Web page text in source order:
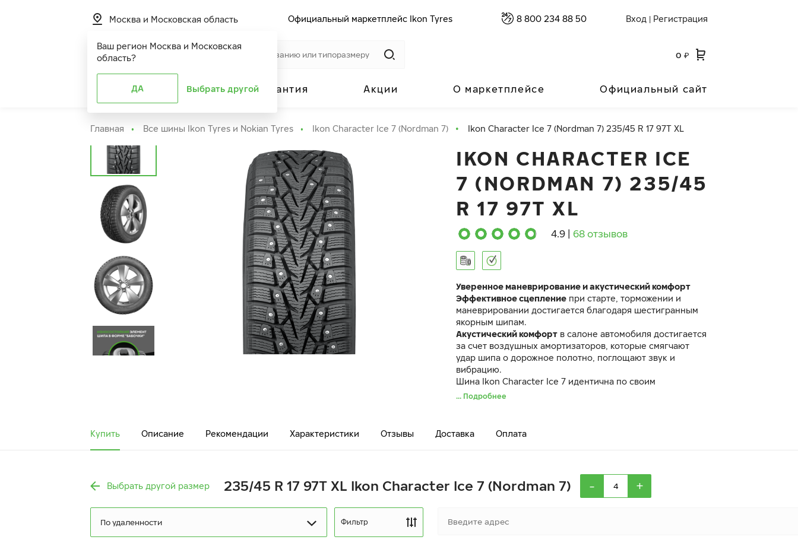
Ваш регион Москва и Московская
область?
ДА Выбрать другой
Москва и Московская область Официальный маркетплейс Ikon Tyres 8 800 234 88 50 Вход Регистрация
0 ₽
Расширенная гарантия Акции О маркетплейсе Официальный сайт
Главная Все шины Ikon Tyres и Nokian Tyres Ikon Character Ice 7 (Nordman 7) Ikon Character Ice 7 (Nordman 7) 235/45 R 17 97T XL
IKON CHARACTER ICE
7 (NORDMAN 7) 235/45
R 17 97T XL
4.9 68 отзывов
Уверенное маневрирование и акустический комфорт
Эффективное сцепление при старте, торможении и
маневрировании достигается благодаря шестигранным
якорным шипам.
Акустический комфорт в салоне автомобиля достигается
за счет воздушных амортизаторов, которые смягчают
удар шипа о дорожное полотно, поглощают звук и
вибрацию.
Шина Ikon Character Ice 7 идентична по своим
характеристикам ранее выпускавшейся шине Ikon
... Подробнее
Купить Описание Рекомендации Характеристики Отзывы Доставка Оплата
Выбрать другой размер 235/45 R 17 97T XL Ikon Character Ice 7 (Nordman 7) - +
По удаленности Фильтр